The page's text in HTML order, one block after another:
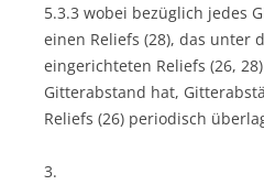
5.3.3 wobei bezüglich jedes
einen Reliefs (28), das unter
eingerichteten Reliefs (26,
Gitterabstand hat,
Reliefs (26) periodisch
3.